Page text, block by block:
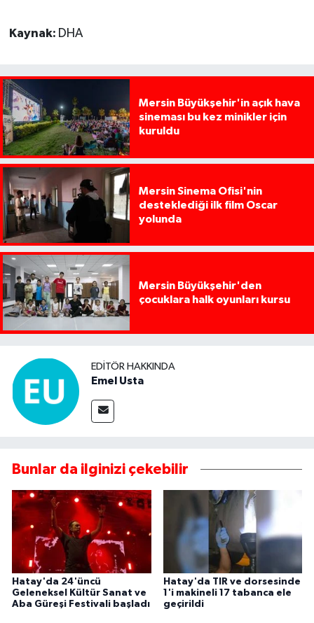
Kaynak: DHA
Mersin Büyükşehir'in açık hava
sineması bu kez minikler için
kuruldu
Mersin Sinema Ofisi'nin
desteklediği ilk film Oscar
yolunda
Mersin Büyükşehir'den
çocuklara halk oyunları kursu
EDITÖR HAKKINDA
Emel Usta
Bunlar da ilginizi çekebilir
Hatay'da 24'üncü
Geleneksel Kültür Sanat ve
Aba Güreşi Festivali başladı
Hatay'da TIR ve dorsesinde
1'i makineli 17 tabanca ele
geçirildi